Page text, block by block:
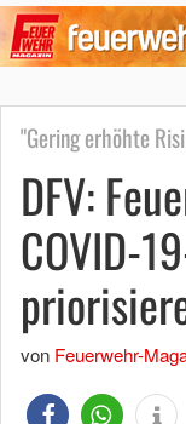
"Gering erhöhte
DFV:
COVID-
von Feuerwehr-